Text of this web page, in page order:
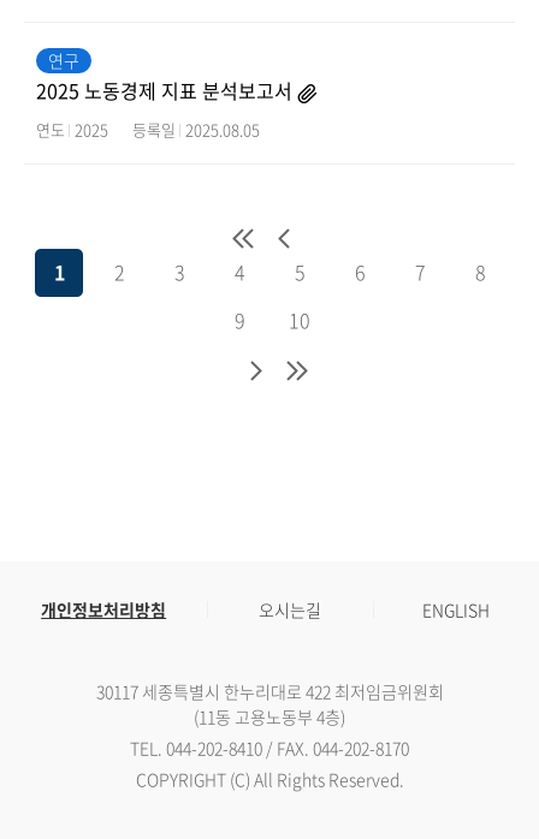
연구
2025 노동경제 지표 분석보고서
연도 2025 등록일 2025.08.05
1 2 3 4 5 6 7
8
9
10
개인정보처리방침 오시는길 ENGLISH
30117 세종특별시 한누리대로 422 최저임금위원회
(11동 고용노동부 4층)
TEL. 044-202-8410 / FAX. 044-202-8170
COPYRIGHT (C) All Rights Reserved.